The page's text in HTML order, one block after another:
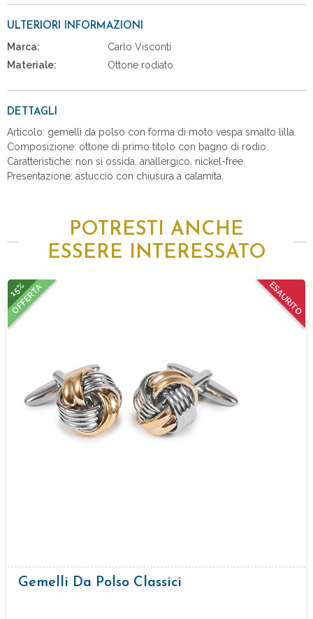
ULTERIORI INFORMAZIONI
Marca:
Carlo Visconti
Materiale:
Ottone rodiato
DETTAGLI
Articolo: gemelli da polso con forma di moto vespa smalto lilla.
Composizione: ottone di primo titolo con bagno di rodio.
Caratteristiche: non si ossida, anallergico, nickel-free.
Presentazione: astuccio con chiusura a calamita.
POTRESTI ANCHE
ESSERE INTERESSATO
ESAURITO
15%
OFFERTA
Gemelli Da Polso Classici